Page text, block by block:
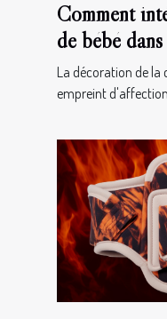
Comment
de bébé
chambre
La décoration de la
empreint